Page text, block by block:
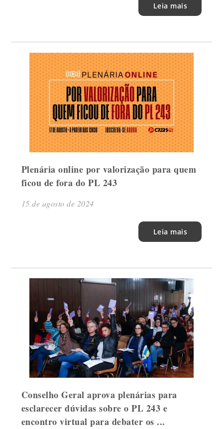
Leia mais
Plenária online por valorização para quem
ficou de fora do PL 243
15 de agosto de 2024
Leia mais
Conselho Geral aprova plenárias para
esclarecer dúvidas sobre o PL 243 e
encontro virtual para debater os ...